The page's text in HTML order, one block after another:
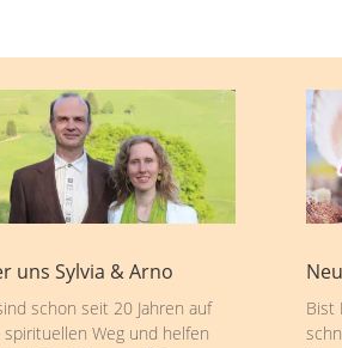
uns Sylvia & Arno
schon seit 20 Jahren auf
spirituellen Weg und helfen
Bist